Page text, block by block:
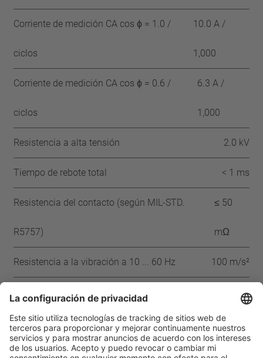
Corriente de medición CA cos ϕ = 1.0 /
ciclos
10.0 A /
1,000
Corriente de medición CA cos ϕ = 0.6 /
ciclos
6.3 A /
1,000
Resistencia a alta tensión 2.0 kV
Tiempo de rebote total < 1 ms
Resistencia del contacto (según MIL-STD.
R5757)
≤ 50
mΩ
Resistencia a la vibración a 10 ... 60 Hz 100 m/s²
Aprobaciones
IEC VDE UL CSA CQC